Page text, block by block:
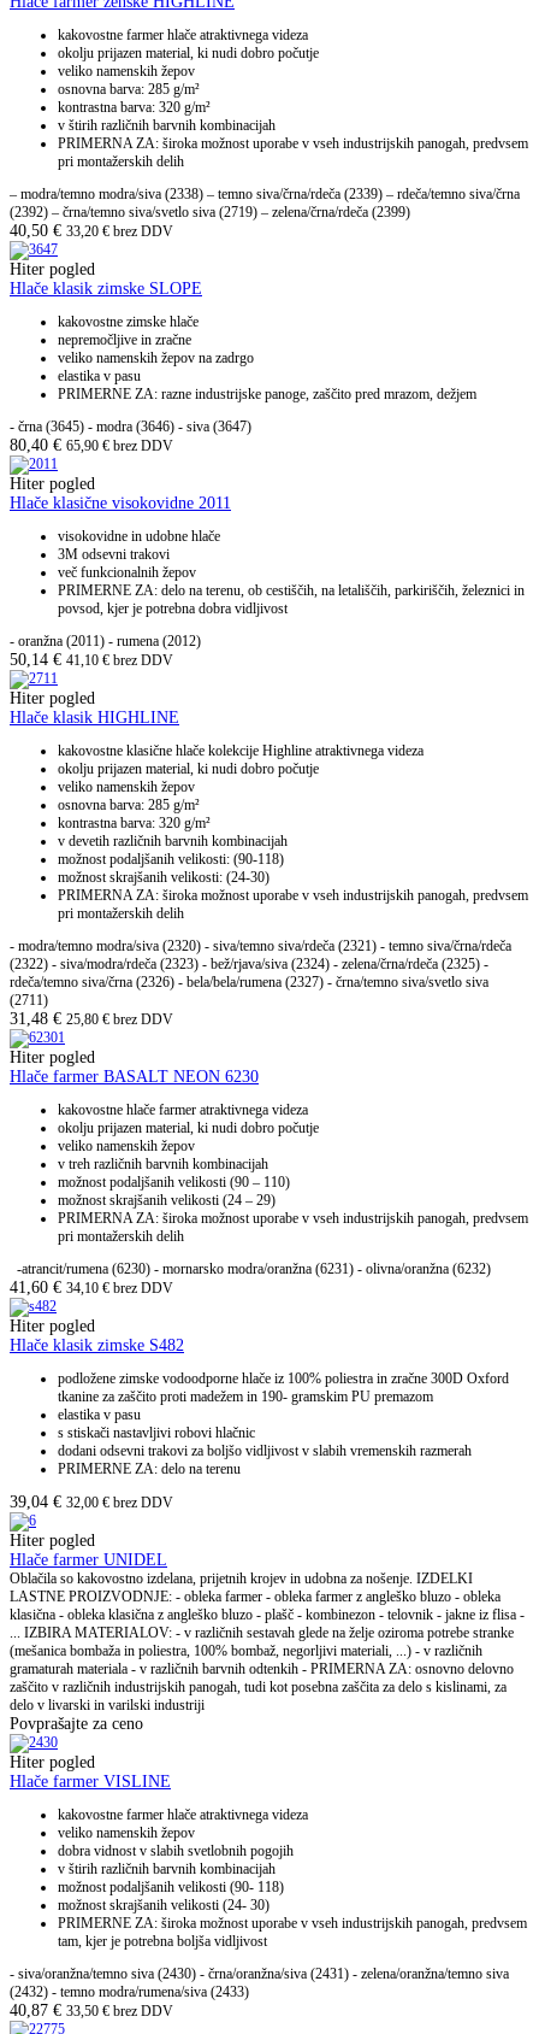
kakovostne farmer hlače atraktivnega videza
okolju prijazen material, ki nudi dobro počutje
veliko namenskih žepov
osnovna barva: 285 g/m²
kontrastna barva: 320 g/m²
v štirih različnih barvnih kombinacijah
PRIMERNA ZA: široka možnost uporabe v vseh industrijskih panogah, predvsem
pri montažerskih delih
– modra/temno modra/siva (2338) – temno siva/črna/rdeča (2339) – rdeča/temno siva/črna
(2392) – črna/temno siva/svetlo siva (2719) – zelena/črna/rdeča (2399)
40,50 € 33,20 € brez DDV
Hiter pogled
Hlače klasik zimske SLOPE
kakovostne zimske hlače
nepremočljive in zračne
veliko namenskih žepov na zadrgo
elastika v pasu
PRIMERNE ZA: razne industrijske panoge, zaščito pred mrazom, dežjem
- črna (3645) - modra (3646) - siva (3647)
80,40 € 65,90 € brez DDV
Hiter pogled
Hlače klasične visokovidne 2011
visokovidne in udobne hlače
3M odsevni trakovi
več funkcionalnih žepov
PRIMERNE ZA: delo na terenu, ob cestiščih, na letališčih, parkiriščih, železnici in
povsod, kjer je potrebna dobra vidljivost
- oranžna (2011) - rumena (2012)
50,14 € 41,10 € brez DDV
Hiter pogled
Hlače klasik HIGHLINE
kakovostne klasične hlače kolekcije Highline atraktivnega videza
okolju prijazen material, ki nudi dobro počutje
veliko namenskih žepov
osnovna barva: 285 g/m²
kontrastna barva: 320 g/m²
v devetih različnih barvnih kombinacijah
možnost podaljšanih velikosti: (90-118)
možnost skrajšanih velikosti: (24-30)
PRIMERNA ZA: široka možnost uporabe v vseh industrijskih panogah, predvsem
pri montažerskih delih
- modra/temno modra/siva (2320) - siva/temno siva/rdeča (2321) - temno siva/črna/rdeča
(2322) - siva/modra/rdeča (2323) - bež/rjava/siva (2324) - zelena/črna/rdeča (2325) -
rdeča/temno siva/črna (2326) - bela/bela/rumena (2327) - črna/temno siva/svetlo siva
(2711)
31,48 € 25,80 € brez DDV
Hiter pogled
Hlače farmer BASALT NEON 6230
kakovostne hlače farmer atraktivnega videza
okolju prijazen material, ki nudi dobro počutje
veliko namenskih žepov
v treh različnih barvnih kombinacijah
možnost podaljšanih velikosti (90 – 110)
možnost skrajšanih velikosti (24 – 29)
PRIMERNA ZA: široka možnost uporabe v vseh industrijskih panogah, predvsem
pri montažerskih delih
-atrancit/rumena (6230) - mornarsko modra/oranžna (6231) - olivna/oranžna (6232)
41,60 € 34,10 € brez DDV
Hiter pogled
Hlače klasik zimske S482
podložene zimske vodoodporne hlače iz 100% poliestra in zračne 300D Oxford
tkanine za zaščito proti madežem in 190- gramskim PU premazom
elastika v pasu
s stiskači nastavljivi robovi hlačnic
dodani odsevni trakovi za boljšo vidljivost v slabih vremenskih razmerah
PRIMERNE ZA: delo na terenu
39,04 € 32,00 € brez DDV
Hiter pogled
Hlače farmer UNIDEL
Oblačila so kakovostno izdelana, prijetnih krojev in udobna za nošenje. IZDELKI
LASTNE PROIZVODNJE: - obleka farmer - obleka farmer z angleško bluzo - obleka
klasična - obleka klasična z angleško bluzo - plašč - kombinezon - telovnik - jakne iz flisa -
... IZBIRA MATERIALOV: - v različnih sestavah glede na želje oziroma potrebe stranke
(mešanica bombaža in poliestra, 100% bombaž, negorljivi materiali, ...) - v različnih
gramaturah materiala - v različnih barvnih odtenkih - PRIMERNA ZA: osnovno delovno
zaščito v različnih industrijskih panogah, tudi kot posebna zaščita za delo s kislinami, za
delo v livarski in varilski industriji
Povprašajte za ceno
Hiter pogled
Hlače farmer VISLINE
kakovostne farmer hlače atraktivnega videza
veliko namenskih žepov
dobra vidnost v slabih svetlobnih pogojih
v štirih različnih barvnih kombinacijah
možnost podaljšanih velikosti (90- 118)
možnost skrajšanih velikosti (24- 30)
PRIMERNE ZA: široka možnost uporabe v vseh industrijskih panogah, predvsem
tam, kjer je potrebna boljša vidljivost
- siva/oranžna/temno siva (2430) - črna/oranžna/siva (2431) - zelena/oranžna/temno siva
(2432) - temno modra/rumena/siva (2433)
40,87 € 33,50 € brez DDV